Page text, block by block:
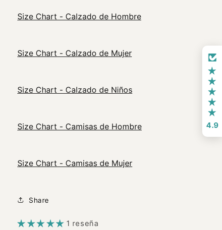
Size Chart - Calzado de Hombre
Size Chart - Calzado de Mujer
Size Chart - Calzado de Niños
Size Chart - Camisas de Hombre
Size Chart - Camisas de Mujer
Share
1 reseña
4.9